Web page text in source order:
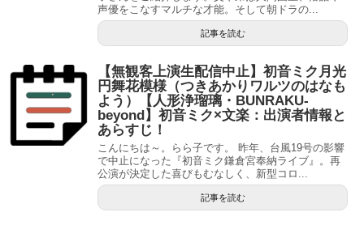
声優をこなすマルチな才能。そして朝ドラの...
記事を読む
【無観客上演生配信中止】初音ミク月光
円舞花模様（つきあかりワルツのはなも
よう）【人形浄瑠璃・BUNRAKU-
beyond】初音ミク×文楽：出演者情報と
あらすじ！
こんにちは～。らら子です。 昨年、台風19号の影響
で中止になった『初音ミク鎌倉宮奉納ライブ』。再
公演が決定した喜びもむなしく、新型コロ...
記事を読む